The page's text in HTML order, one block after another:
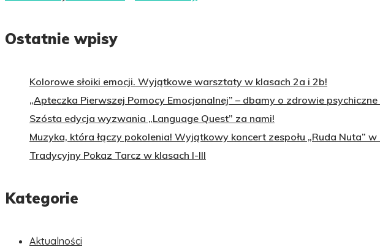
Ostatnie wpisy
Kolorowe słoiki emocji. Wyjątkowe warsztaty w klasach 2a i 2b!
„Apteczka Pierwszej Pomocy Emocjonalnej” – dbamy o zdrowie
Szósta edycja wyzwania „Language Quest” za nami!
Muzyka, która łączy pokolenia! Wyjątkowy koncert zespołu „Ruda Nuta” w
Tradycyjny Pokaz Tarcz w klasach I-III
Kategorie
Aktualności